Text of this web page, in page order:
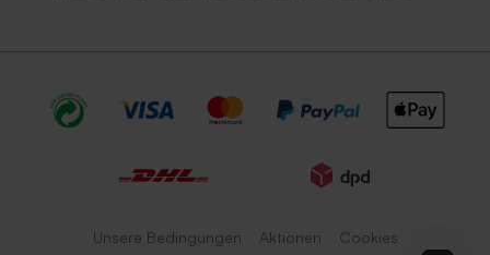
Verschlussklappe in Weiß
Unsere Bedingungen Aktionen Cookies